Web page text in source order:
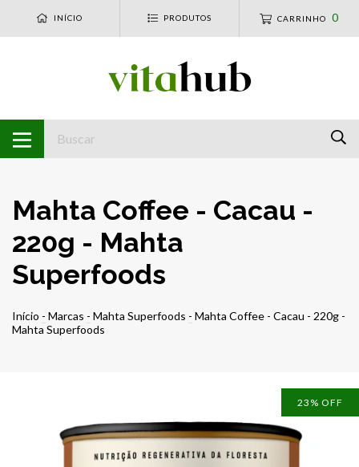
INÍCIO PRODUTOS CARRINHO 0
Mahta Coffee - Cacau -
220g - Mahta
Superfoods
Início - Marcas - Mahta Superfoods - Mahta Coffee - Cacau - 220g -
Mahta Superfoods
23 % OFF